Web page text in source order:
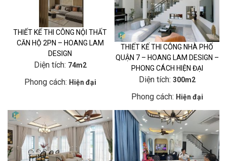
Cam kết bảo hành 24 tháng và bảo trì trọn đời sản
phẩm, Chủ động trong việc đảm bảo quyền và lợi
ích cao nhất cho khách hàng.
THIẾT KẾ THI CÔNG NỘI THẤT
CĂN HỘ 2PN – HOANG LAM
DESIGN
Diện tích: 74m2
Phong cách: Hiện đại
THIẾT KẾ THI CÔNG NHÀ PHỐ
QUẬN 7 – HOANG LAM DESIGN –
PHONG CÁCH HIỆN ĐẠI
Diện tích: 300m2
Phong cách: Hiện đại